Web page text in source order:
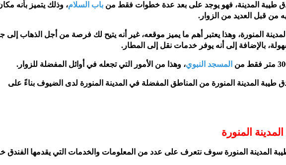
طيبة المدينة، فهو يوجد على بعد عدة خطوات فقط من باب السلام، وذلك يتميز بأنه
قبل العديد من الزوار.
المنورة، وهذا يعتبر أهم ما يميز موقعه، غير أنه يتيح لك فرصة من أجل الذهاب إلى
بالإضافة إلى أنه يوفر خدمات نقل إلى المطار.
المسجد النبوي، وهذا من الأمور التي تجعله في أوائل المفضلة للزوار.
طيبة المدينة المنورة من المناطق المفضلة في المدينة المنورة لدى الضيوف بناءً على
المنورة
المدينة المنورة سوف نتعرف على عدد من المعلومات والخدمات التي يقدمها الفندق